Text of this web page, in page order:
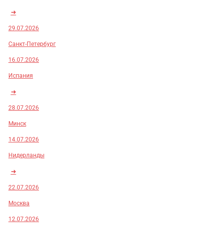
➜
29.07.2026
Санкт-Петербург
16.07.2026
Испания
➜
28.07.2026
Минск
14.07.2026
Нидерланды
➜
22.07.2026
Москва
12.07.2026